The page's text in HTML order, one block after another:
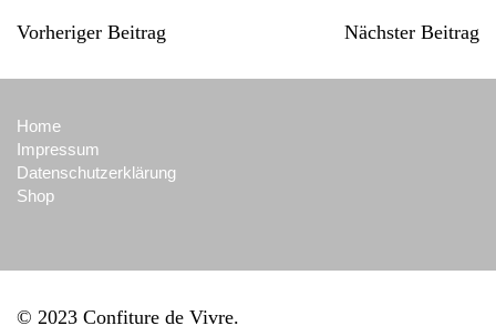
Vorheriger Beitrag Nächster Beitrag
Home
Impressum
Datenschutzerklärung
Shop
© 2023 Confiture de Vivre